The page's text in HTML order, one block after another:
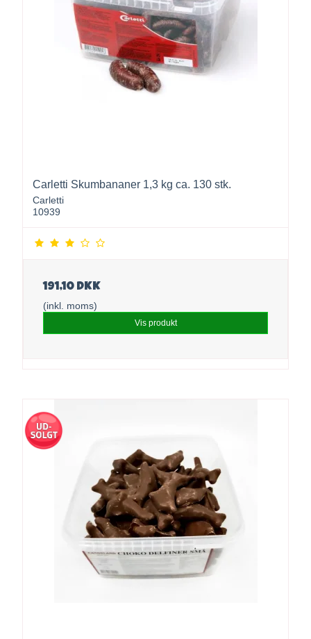
Carletti Skumbananer 1,3 kg ca. 130 stk.
Carletti
10939
191,10 DKK
(inkl. moms)
Vis produkt